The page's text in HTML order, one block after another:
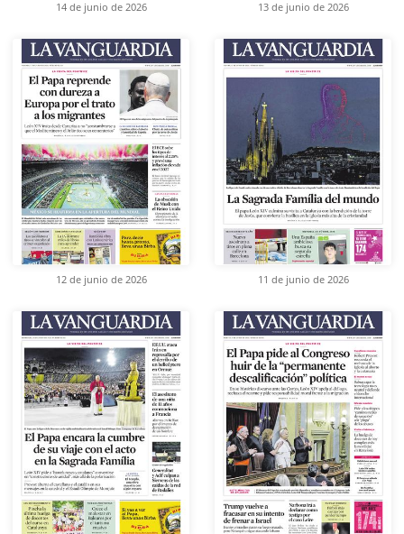
14 de junio de 2026 13 de junio de 2026
12 de junio de 2026 11 de junio de 2026